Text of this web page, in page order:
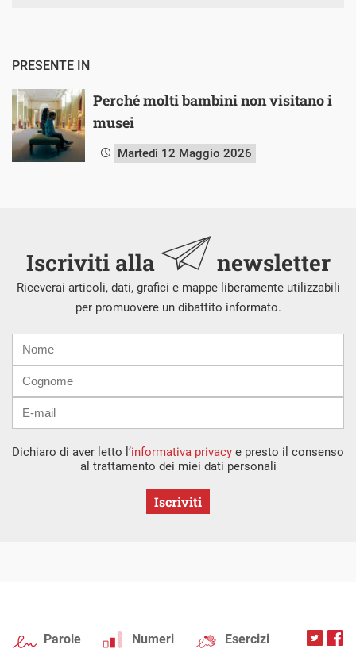
PRESENTE IN
Perché molti bambini non visitano i
musei
Martedì 12 Maggio 2026
Iscriviti alla newsletter
Riceverai articoli, dati, grafici e mappe liberamente utilizzabili
per promuovere un dibattito informato.
mail
Dichiaro di aver letto l’informativa privacy e presto il consenso
al trattamento dei miei dati personali
Iscriviti
Parole Numeri Esercizi